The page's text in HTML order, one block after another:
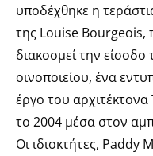
υποδέχθηκε η
της Louise Bourgeois,
διακοσμεί την
οινοποιείου, ένα
έργο του
το 2004 μέσα στον
Oι ιδιοκτήτες,